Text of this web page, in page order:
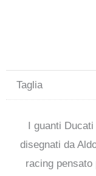
Taglia
I guanti
disegnati da
racing pensato